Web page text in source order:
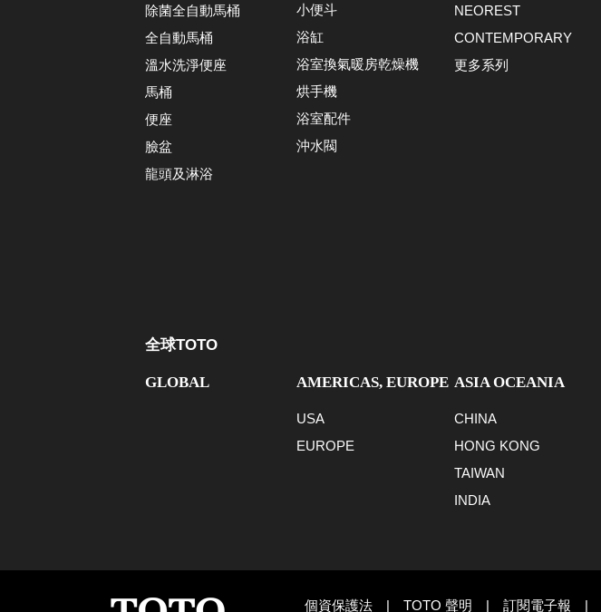
除菌全自動馬桶
全自動馬桶
溫水洗淨便座
馬桶
便座
臉盆
龍頭及淋浴
小便斗
浴缸
浴室換氣暖房乾燥機
烘手機
浴室配件
沖水閥
NEOREST
CONTEMPORARY
更多系列
全球TOTO
GLOBAL AMERICAS, EUROPE
USA
EUROPE
ASIA OCEANIA
CHINA
HONG KONG
TAIWAN
INDIA
個資保護法 | TOTO 聲明 | 訂閱電子報 |